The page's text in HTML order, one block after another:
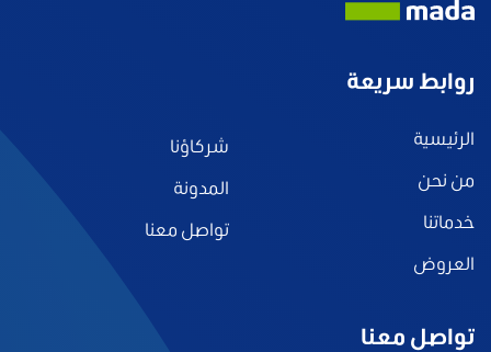
روابط سريعة
الرئيسية
من نحن
خدماتنا
العروض
شركاؤنا
المدونة
تواصل معنا
تواصل معنا